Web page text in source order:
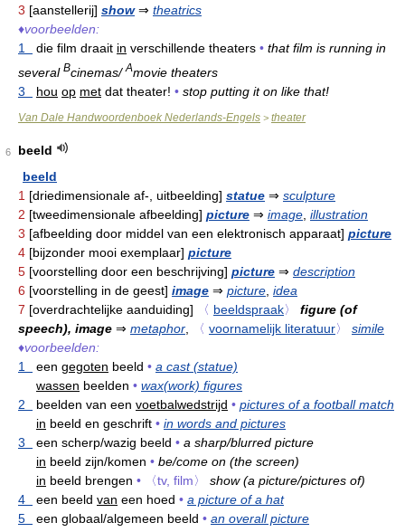
3 [aanstellerij] show⇒ theatrics
♦voorbeelden:
1
die film draait in verschillende theaters • that film is running in
several Bcinemas/Amovie theaters
3
hou op met dat theater! • stop putting it on like that!
Van Dale Handwoordenboek Nederlands-Engels > theater
6
beeld
beeld
1 [driedimensionale af-, uitbeelding] statue ⇒ sculpture
2 [tweedimensionale afbeelding] picture ⇒ image illustration
3 [afbeelding door middel van een elektronisch apparaat] picture
4 [bijzonder mooi exemplaar] picture
5 [voorstelling door een beschrijving] picture ⇒ description
6 [voorstelling in de geest] image ⇒ picture idea
7 [overdrachtelijke aanduiding] 〈 beeldspraak〉
figure (of
speech), image ⇒ metaphor 〈 voornamelijk literatuur〉
simile
♦voorbeelden:
1
een gegoten beeld • a cast (statue)
wassen beelden • wax(work) figures
2
beelden van een voetbalwedstrijd • pictures of a football match
in beeld en geschrift • in words and pictures
3
een scherp/wazig beeld • a sharp/blurred picture
in beeld zijn/komen • be/come on (the screen)
in beeld brengen • 〈tv, film〉
show (a picture/pictures of)
4
een beeld van een hoed • a picture of a hat
5
een globaal/algemeen beeld • an overall picture